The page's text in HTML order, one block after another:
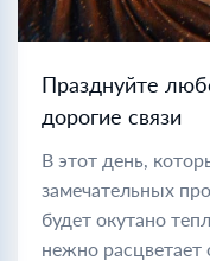
Празднуйте
дорогие связи
В этот день,
замечательных
будет окутано
нежно